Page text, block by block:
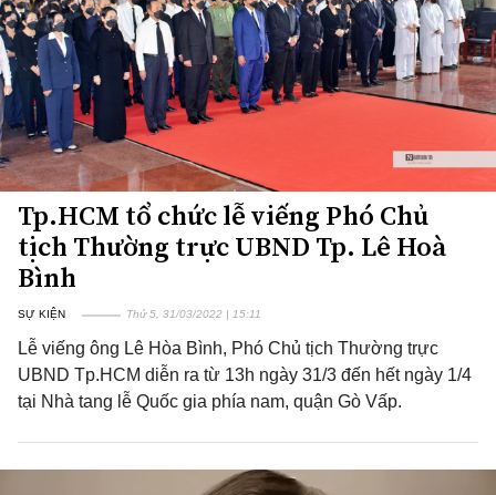
Tp.HCM tổ chức lễ viếng Phó Chủ
tịch Thường trực UBND Tp. Lê Hoà
Bình
SỰ KIỆN Thứ 5, 31/03/2022 | 15:11
Lễ viếng ông Lê Hòa Bình, Phó Chủ tịch Thường trực
UBND Tp.HCM diễn ra từ 13h ngày 31/3 đến hết ngày 1/4
tại Nhà tang lễ Quốc gia phía nam, quận Gò Vấp.